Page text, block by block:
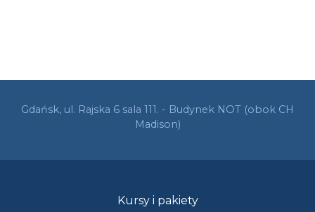
Gdańsk, ul. Rajska 6 sala 111. - Budynek NOT (obok CH
Madison)
Kursy i pakiety